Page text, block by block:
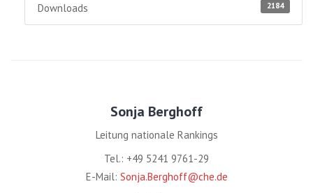
2184
Downloads
Sonja Berghoff
Leitung nationale Rankings
Tel.: +49 5241 9761-29
E-Mail: Sonja.Berghoff@che.de